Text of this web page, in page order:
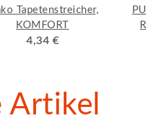
Tapetenstreicher,
KOMFORT
4,34 €